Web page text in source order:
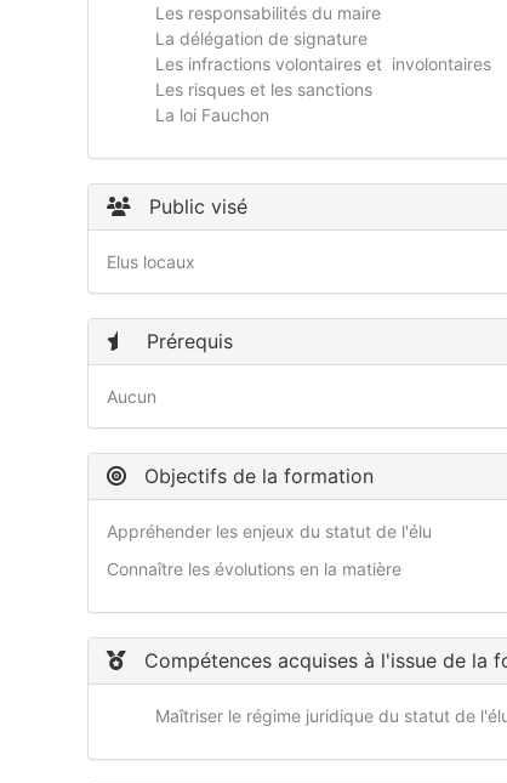
Les responsabilités du maire
La délégation de signature
Les infractions volontaires et involontaires
Les risques et les sanctions
La loi Fauchon
Public visé
Elus locaux
Prérequis
Aucun
Objectifs de la formation
Appréhender les enjeux du statut de l'élu
Connaître les évolutions en la matière
Compétences acquises à l'issue de la
Maîtriser le régime juridique du statut de